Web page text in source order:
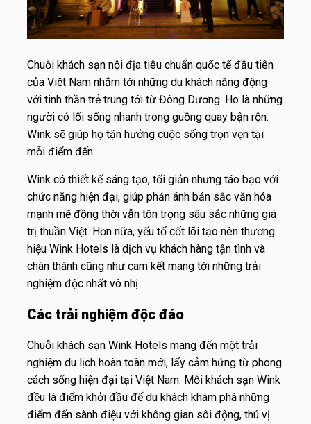
Chuỗi khách sạn nội địa tiêu chuẩn quốc tế đầu tiên
của Việt Nam nhắm tới những du khách năng động
với tinh thần trẻ trung tới từ Đông Dương. Ho là những
người có lối sống nhanh trong guồng quay bận rộn.
Wink sẽ giúp họ tận hưởng cuộc sống trọn vẹn tại
mỗi điểm đến.
Wink có thiết kế sáng tạo, tối giản nhưng táo bạo với
chức năng hiện đại, giúp phản ánh bản sắc văn hóa
mạnh mẽ đồng thời vẫn tôn trọng sâu sắc những giá
trị thuần Việt. Hơn nữa, yếu tố cốt lõi tạo nên thương
hiệu Wink Hotels là dịch vụ khách hàng tận tình và
chân thành cũng như cam kết mang tới những trải
nghiệm độc nhất vô nhị.
Các trải nghiệm độc đáo
Chuỗi khách sạn Wink Hotels mang đến một trải
nghiệm du lịch hoàn toàn mới, lấy cảm hứng từ phong
cách sống hiện đại tại Việt Nam. Mỗi khách sạn Wink
đều là điểm khởi đầu để du khách khám phá những
điểm đến sành điệu với không gian sôi động, thú vị